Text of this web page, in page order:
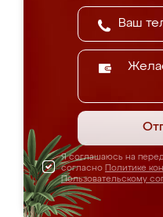
Я соглашаюсь на
согласно Политике
Пользовательскому